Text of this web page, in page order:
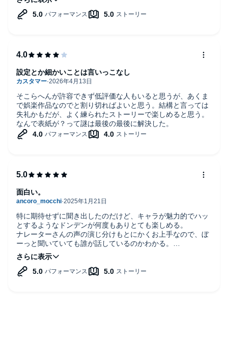
そこらへんが許容できず低評価な人もいると思うが、あくま
で娯楽作品なのでと割り切ればよいと思う。結構と言っては
失礼かもだが、よく練られたストーリーで楽しめると思う。
なんで表紙が？って謎は最後の最後に解決した。
設定とか細かいことは言いっこなし
特に期待せずに聞き出したのだけど、キャラが魅力的でハッ
とするようなドンデンが何度もありとても楽しめる。
ナレーターさんの声の演じ分けもとにかくお上手なので、ぼ
ーっと聞いていても誰が話しているのかわかる。
でもそれで騙される。笑
面白い。